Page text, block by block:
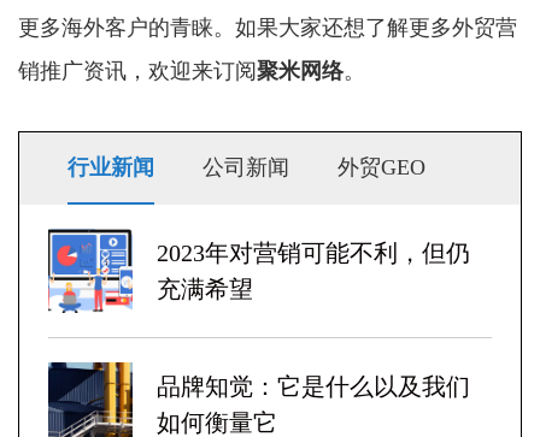
更多海外客户的青睐。如果大家还想了解更多外贸营
销推广资讯，欢迎来订阅聚米网络。
行业新闻 公司新闻 外贸GEO
2023年对营销可能不利，但仍
充满希望
品牌知觉：它是什么以及我们
如何衡量它